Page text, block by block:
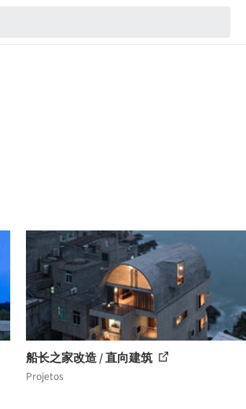
船长之家改造 / 直向建筑
Projetos